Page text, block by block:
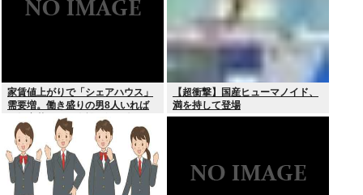
家賃値上がりで「シェアハウス」
需要増。働き盛りの男8人いれば
一軒家暮らしも余裕で毎日楽しい
【超衝撃】国産ヒューマノイド、
満を持して登場